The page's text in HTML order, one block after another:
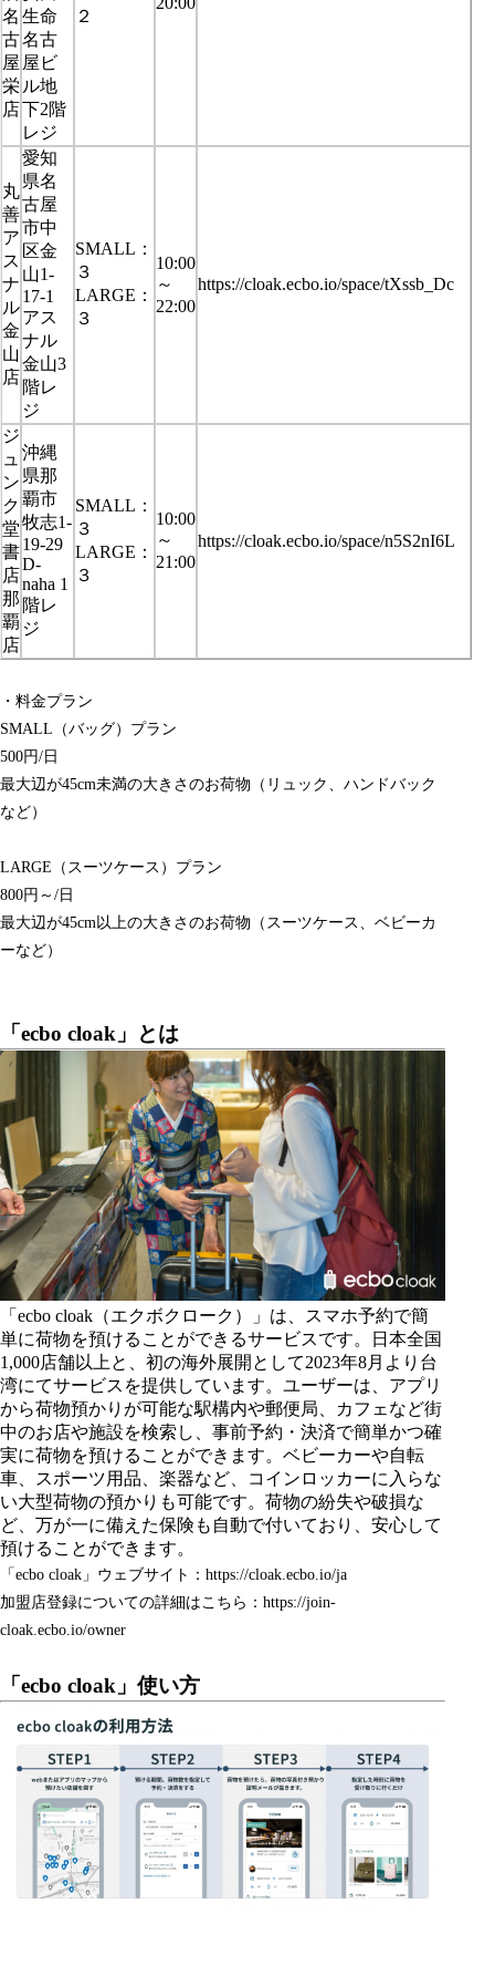
名
古
屋
栄
店
生命
名古
屋ビ
ル地
下2階
レジ
２
丸
善
ア
ス
ナ
ル
金
山
店
愛知
県名
古屋
市中
区金
山1-
17-1
アス
ナル
金山3
階レ
ジ
SMALL：
３
LARGE：
３
10:00
～
22:00
https://cloak.ecbo.io/space/tXssb_Dc
ジ
ュ
ン
ク
堂
書
店
那
覇
店
沖縄
県那
覇市
牧志1-
19-29
D-
naha 1
階レ
ジ
SMALL：
３
LARGE：
３
10:00
～
21:00
https://cloak.ecbo.io/space/n5S2nI6L
・料金プラン
SMALL（バッグ）プラン
500円/日
最大辺が45cm未満の大きさのお荷物（リュック、ハンドバック
など）
LARGE（スーツケース）プラン
800円～/日
最大辺が45cm以上の大きさのお荷物（スーツケース、ベビーカ
ーなど）
「ecbo cloak」とは
「ecbo cloak（エクボクローク）」は、スマホ予約で簡
単に荷物を預けることができるサービスです。日本全国
1,000店舗以上と、初の海外展開として2023年8月より台
湾にてサービスを提供しています。ユーザーは、アプリ
から荷物預かりが可能な駅構内や郵便局、カフェなど街
中のお店や施設を検索し、事前予約・決済で簡単かつ確
実に荷物を預けることができます。ベビーカーや自転
車、スポーツ用品、楽器など、コインロッカーに入らな
い大型荷物の預かりも可能です。荷物の紛失や破損な
ど、万が一に備えた保険も自動で付いており、安心して
預けることができます。
「ecbo cloak」ウェブサイト： https://cloak.ecbo.io/ja
加盟店登録についての詳細はこちら： https://join-
cloak.ecbo.io/owner
「ecbo cloak」使い方